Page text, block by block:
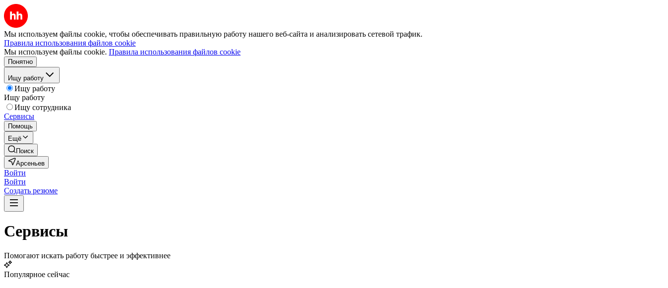
Мы используем файлы cookie, чтобы обеспечивать правильную работу нашего веб-сайта и анализировать сетевой трафик.
Правила использования файлов cookie
Мы используем файлы cookie. Правила использования файлов cookie
Понятно
Ищу работу
Ищу работу
Ищу работу
Ищу сотрудника
Сервисы
Помощь
Ещё
Поиск
Арсеньев
Войти
Войти
Создать резюме
Сервисы
Помогают искать работу быстрее и эффективнее
Популярное сейчас